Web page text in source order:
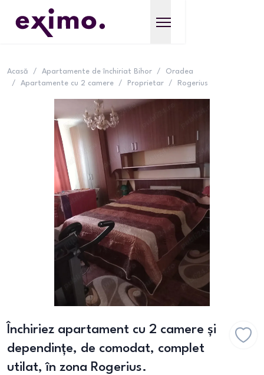
Acasă / Apartamente de închiriat Bihor /
Oradea
/
Apartamente cu 2 camere / Proprietar / Rogerius
Închiriez apartament cu 2 camere și
dependințe, de comodat, complet
utilat, în zona Rogerius.